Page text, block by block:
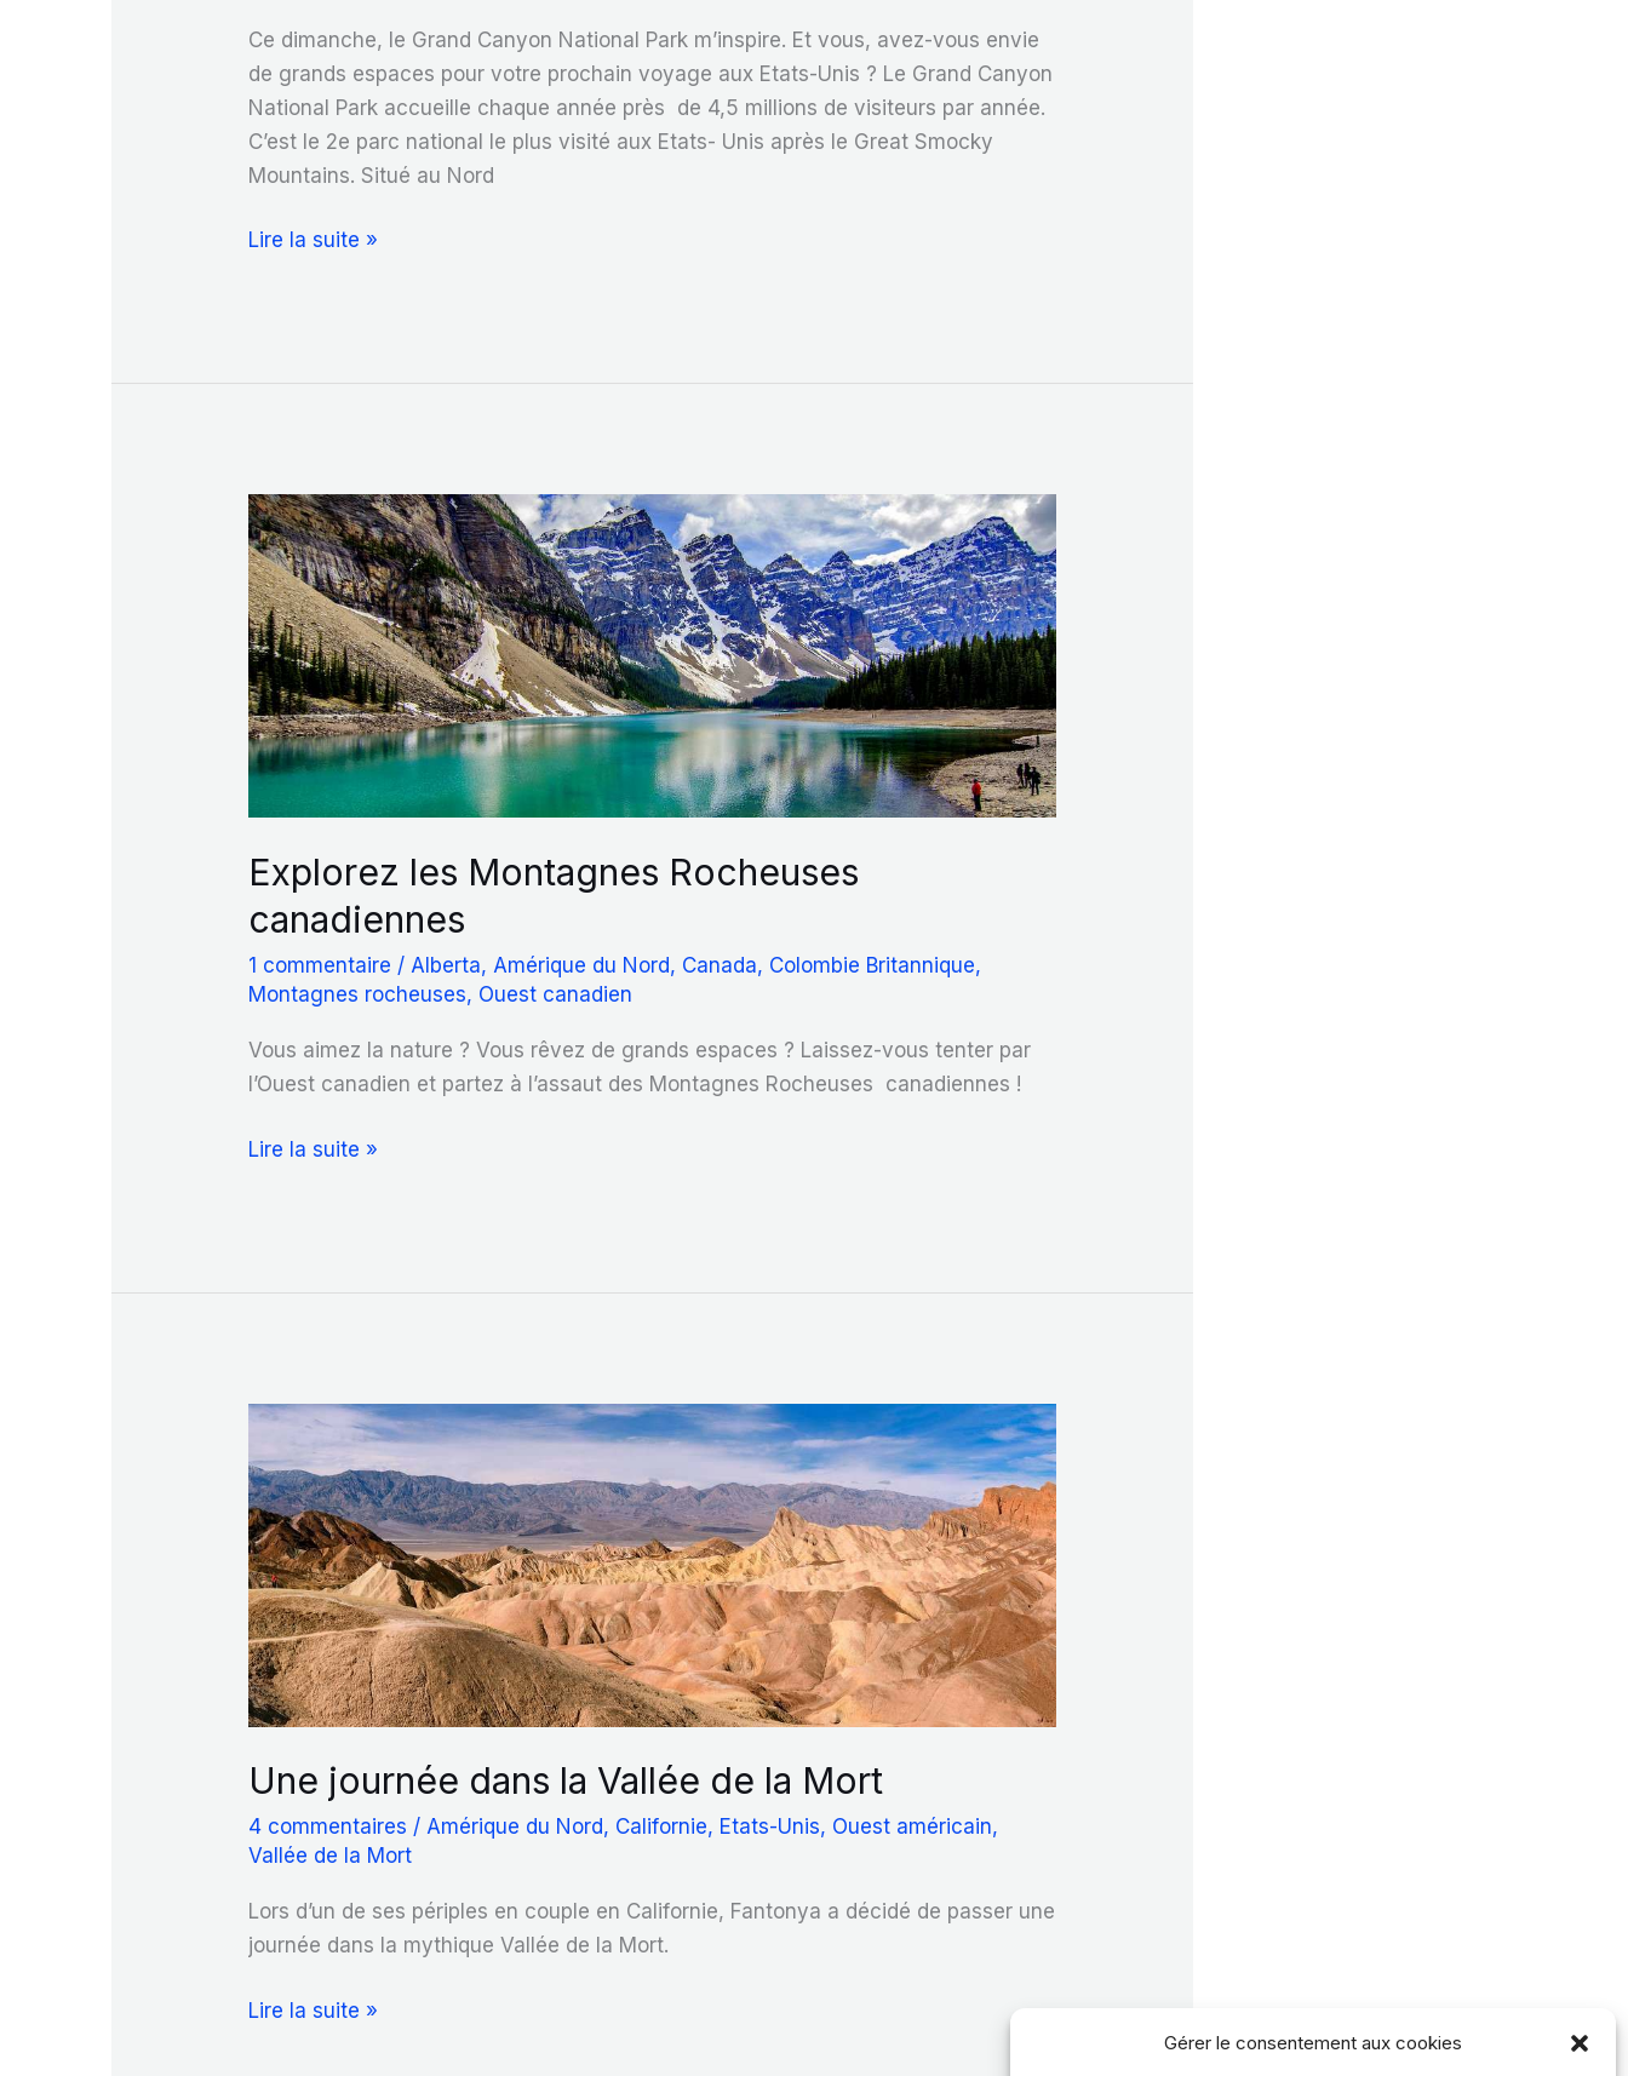
Gérer le consentement aux cookies
Ce dimanche, le Grand Canyon National Park m’inspire. Et vous, avez-vous envie
de grands espaces pour votre prochain voyage aux Etats-Unis ? Le Grand Canyon
National Park accueille chaque année près de 4,5 millions de visiteurs par année.
C’est le 2e parc national le plus visité aux Etats- Unis après le Great Smocky
Mountains. Situé au Nord
Une
Lire la suite »
Explorez les Montagnes Rocheuses
canadiennes
1 commentaire / Alberta, Amérique du Nord, Canada, Colombie Britannique,
Montagnes rocheuses, Ouest canadien
Vous aimez la nature ? Vous rêvez de grands espaces ? Laissez-vous tenter par
l’Ouest canadien et partez à l’assaut des Montagnes Rocheuses canadiennes !
Explorez
Lire la suite »
Une journée dans la Vallée de la Mort
4 commentaires / Amérique du Nord, Californie, Etats-Unis, Ouest américain,
Vallée de la Mort
Lors d’un de ses périples en couple en Californie, Fantonya a décidé de passer une
journée dans la mythique Vallée de la Mort.
Une
Lire la suite »